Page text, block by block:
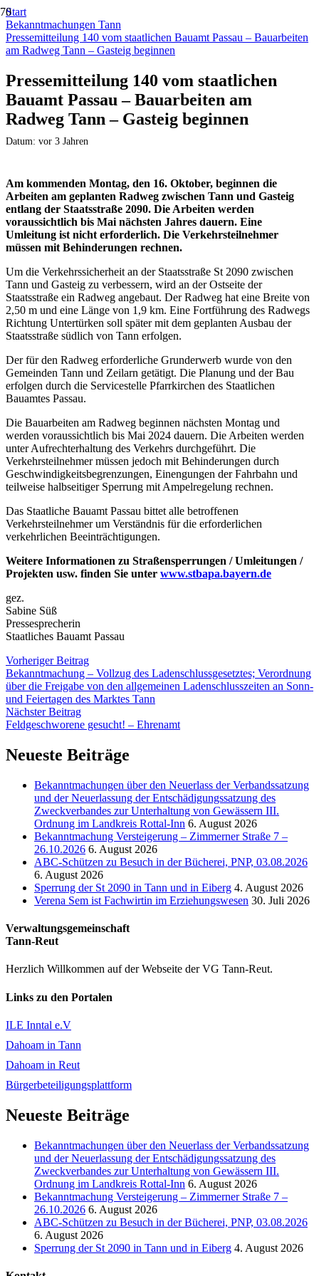
Start
Bekanntmachungen Tann
Pressemitteilung 140 vom staatlichen Bauamt Passau – Bauarbeiten
am Radweg Tann – Gasteig beginnen
Pressemitteilung 140 vom staatlichen
Bauamt Passau – Bauarbeiten am
Radweg Tann – Gasteig beginnen
Datum: vor 3 Jahren
Am kommenden Montag, den 16. Oktober, beginnen die
Arbeiten am geplanten Radweg zwischen Tann und Gasteig
entlang der Staatsstraße 2090. Die Arbeiten werden
voraussichtlich bis Mai nächsten Jahres dauern. Eine
Umleitung ist nicht erforderlich. Die Verkehrsteilnehmer
müssen mit Behinderungen rechnen.
Um die Verkehrssicherheit an der Staatsstraße St 2090 zwischen
Tann und Gasteig zu verbessern, wird an der Ostseite der
Staatsstraße ein Radweg angebaut. Der Radweg hat eine Breite von
2,50 m und eine Länge von 1,9 km. Eine Fortführung des Radwegs
Richtung Untertürken soll später mit dem geplanten Ausbau der
Staatsstraße südlich von Tann erfolgen.
Der für den Radweg erforderliche Grunderwerb wurde von den
Gemeinden Tann und Zeilarn getätigt. Die Planung und der Bau
erfolgen durch die Servicestelle Pfarrkirchen des Staatlichen
Bauamtes Passau.
Die Bauarbeiten am Radweg beginnen nächsten Montag und
werden voraussichtlich bis Mai 2024 dauern. Die Arbeiten werden
unter Aufrechterhaltung des Verkehrs durchgeführt. Die
Verkehrsteilnehmer müssen jedoch mit Behinderungen durch
Geschwindigkeitsbegrenzungen, Einengungen der Fahrbahn und
teilweise halbseitiger Sperrung mit Ampelregelung rechnen.
Das Staatliche Bauamt Passau bittet alle betroffenen
Verkehrsteilnehmer um Verständnis für die erforderlichen
verkehrlichen Beeinträchtigungen.
Weitere Informationen zu Straßensperrungen / Umleitungen /
Projekten usw. finden Sie unter www.stbapa.bayern.de
gez.
Sabine Süß
Pressesprecherin
Staatliches Bauamt Passau
Vorheriger Beitrag
Bekanntmachung – Vollzug des Ladenschlussgesetztes; Verordnung
über die Freigabe von den allgemeinen Ladenschlusszeiten an Sonn-
und Feiertagen des Marktes Tann
Nächster Beitrag
Feldgeschworene gesucht! – Ehrenamt
Neueste Beiträge
Bekanntmachungen über den Neuerlass der Verbandssatzung
und der Neuerlassung der Entschädigungssatzung des
Zweckverbandes zur Unterhaltung von Gewässern III.
Ordnung im Landkreis Rottal-Inn 6. August 2026
Bekanntmachung Versteigerung – Zimmerner Straße 7 –
26.10.2026 6. August 2026
ABC-Schützen zu Besuch in der Bücherei, PNP, 03.08.2026
6. August 2026
Sperrung der St 2090 in Tann und in Eiberg 4. August 2026
Verena Sem ist Fachwirtin im Erziehungswesen 30. Juli 2026
Verwaltungsgemeinschaft
Tann-Reut
Herzlich Willkommen auf der Webseite der VG Tann-Reut.
Links zu den Portalen
ILE Inntal e.V
Dahoam in Tann
Dahoam in Reut
Bürgerbeteiligungsplattform
Neueste Beiträge
Bekanntmachungen über den Neuerlass der Verbandssatzung
und der Neuerlassung der Entschädigungssatzung des
Zweckverbandes zur Unterhaltung von Gewässern III.
Ordnung im Landkreis Rottal-Inn 6. August 2026
Bekanntmachung Versteigerung – Zimmerner Straße 7 –
26.10.2026 6. August 2026
ABC-Schützen zu Besuch in der Bücherei, PNP, 03.08.2026
6. August 2026
Sperrung der St 2090 in Tann und in Eiberg 4. August 2026